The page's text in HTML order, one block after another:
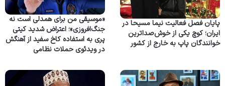
پایان فصل فعالیت نیما مسیحا در
ایران؛ کوچ یکی از خوش‌صداترین
خوانندگان پاپ به خارج از کشور
«موسیقی من برای همدلی است نه
جنگ‌افروزی»؛ اعتراض شدید کیتی
پری به استفاده کاخ سفید از آهنگش
در ویدئوی حملات نظامی